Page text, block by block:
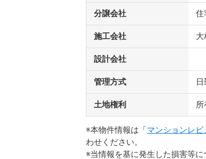
分譲会社 住
施工会社 大
設計会社
管理方式 日
土地権利
※本物件情報は「 マンションレビ
わせください。
※当情報を基に発生した損害等